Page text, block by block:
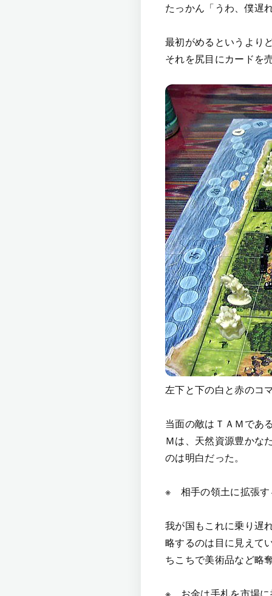
たっかん「うわ、僕遅
最初がめるというより
それを尻目にカードを
左下と下の白と赤のコ
当面の敵はＴＡＭであ
Ｍは、天然資源豊かな
のは明白だった。
※ 相手の領土に拡張す
我が国もこれに乗り遅
略するのは目に見えて
ちこちで美術品など略